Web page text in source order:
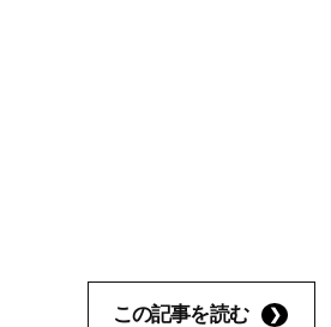
この記事を読む